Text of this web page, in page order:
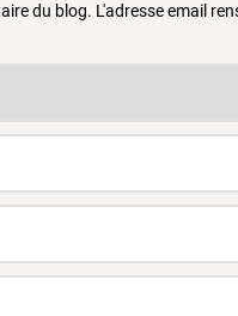
du blog. L'adresse email